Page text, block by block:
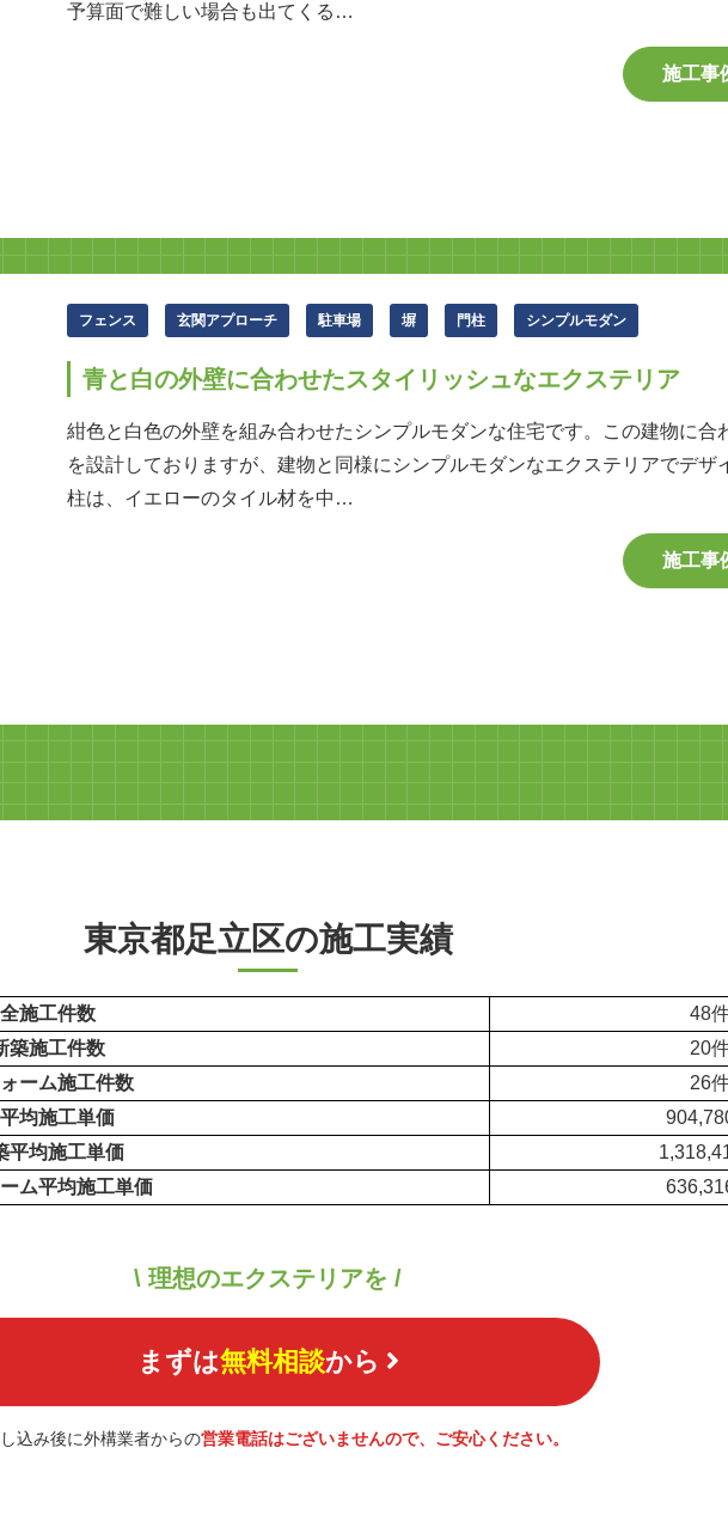
予算面で難しい場合も出てくる…
施工事
フェンス 玄関アプローチ 駐車場 塀 門柱 シンプルモダン
青と白の外壁に合わせたスタイリッシュなエクステリア
紺色と白色の外壁を組み合わせたシンプルモダンな住宅です。この建物に合
を設計しておりますが、建物と同様にシンプルモダンなエクステリアでデザ
柱は、イエローのタイル材を中…
施工事
東京都足立区の施工実績
全施工件数
48
築施工件数
20
ーム施工件数
26
均施工単価
平均施工単価
ム平均施工単価
\ 理想のエクステリアを /
まずは無料相談から
込み後に外構業者からの営業電話はございませんので、ご安心ください。